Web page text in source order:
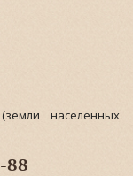
населенных
88